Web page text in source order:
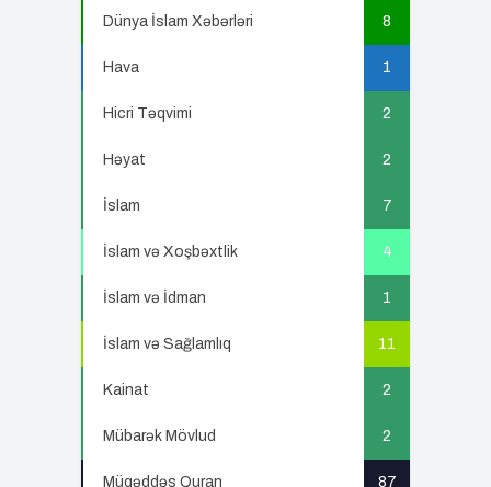
Dünya İslam Xəbərləri 8
Hava 1
Hicri Təqvimi 2
Həyat 2
İslam 7
İslam və Xoşbəxtlik 4
İslam və İdman 1
İslam və Sağlamlıq 11
Kainat 2
Mübarək Mövlud 2
Müqəddəs Quran 87